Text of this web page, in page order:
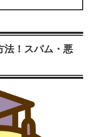
法！スパム・悪